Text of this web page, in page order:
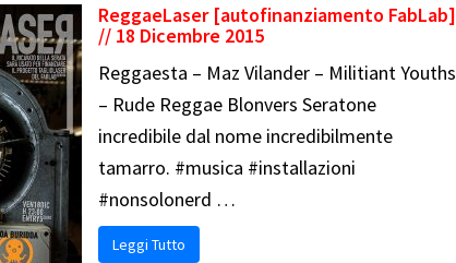
ReggaeLaser [autofinanziamento FabLab]
// 18 Dicembre 2015
Reggaesta – Maz Vilander – Militiant Youths
– Rude Reggae Blonvers Seratone
incredibile dal nome incredibilmente
tamarro. #musica #installazioni
#nonsolonerd …
Leggi Tutto